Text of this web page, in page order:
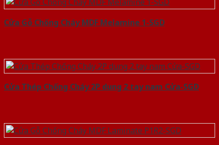
Cửa Gỗ Chống Cháy MDF Melamine 1-SGD
Cửa Thép Chống Cháy 2P dung 2 tay nam Cửa-SGD